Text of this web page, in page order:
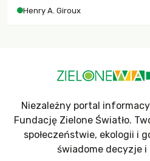
wychowają świadomych
Henry A. Giroux
Niezależny portal
Fundację Zielone Światło.
społeczeństwie, ekologii i
świadome decyzje i